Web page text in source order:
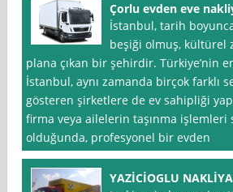
Çorlu evden eve
İstanbul, tarih
beşiği olmuş, kültürel
plana çıkan bir şehirdir. Türkiye’nin
İstanbul, aynı zamanda birçok farklı
gösteren şirketlere de ev sahipliği
firma veya ailelerin taşınma işlemleri
olduğunda, profesyonel bir evden
YAZİCİOGLU